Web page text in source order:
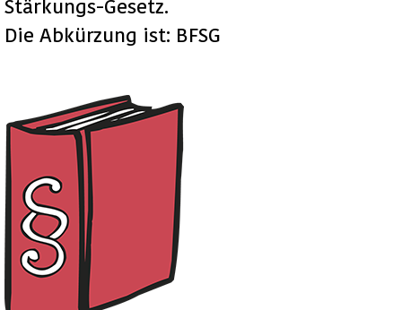
Stärkungs-Gesetz.
Die Abkürzung ist: BFSG